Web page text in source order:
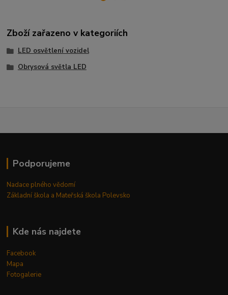
Zboží zařazeno v kategoriích
LED osvětlení vozidel
Obrysová světla LED
Podporujeme
Nadace plného vědomí
Základní škola a Mateřská škola Polevsko
Kde nás najdete
Facebook
Mapa
Fotogalerie